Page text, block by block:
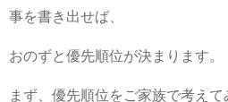
事を書き出せば、
おのずと優先順位が決まります。
まず、優先順位をご家族で考えて